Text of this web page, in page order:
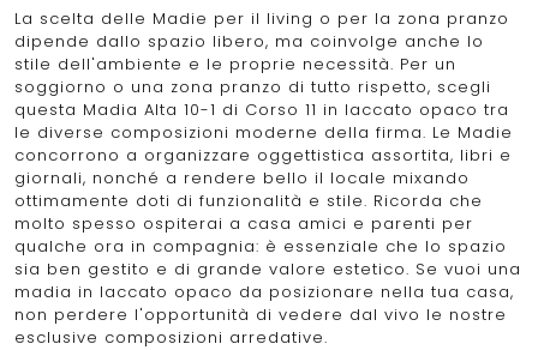
La scelta delle Madie per il living o per la zona pranzo
dipende dallo spazio libero, ma coinvolge anche lo
stile dell'ambiente e le proprie necessità. Per un
soggiorno o una zona pranzo di tutto rispetto, scegli
questa Madia Alta 10-1 di Corso 11 in laccato opaco tra
le diverse composizioni moderne della firma. Le Madie
concorrono a organizzare oggettistica assortita, libri e
giornali, nonché a rendere bello il locale mixando
ottimamente doti di funzionalità e stile. Ricorda che
molto spesso ospiterai a casa amici e parenti per
qualche ora in compagnia: è essenziale che lo spazio
sia ben gestito e di grande valore estetico. Se vuoi una
madia in laccato opaco da posizionare nella tua casa,
non perdere l'opportunità di vedere dal vivo le nostre
esclusive composizioni arredative.